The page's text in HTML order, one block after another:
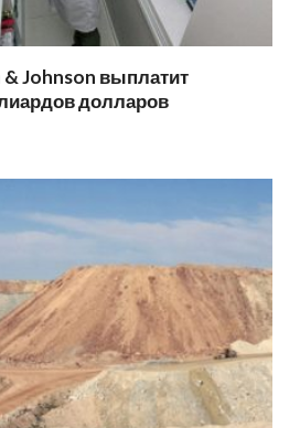
Johnson выплатит
долларов